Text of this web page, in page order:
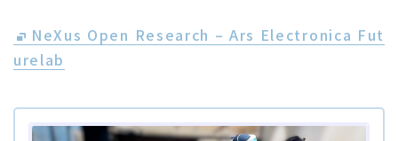
NeXus Open Research – Ars Electronica Fut
urelab